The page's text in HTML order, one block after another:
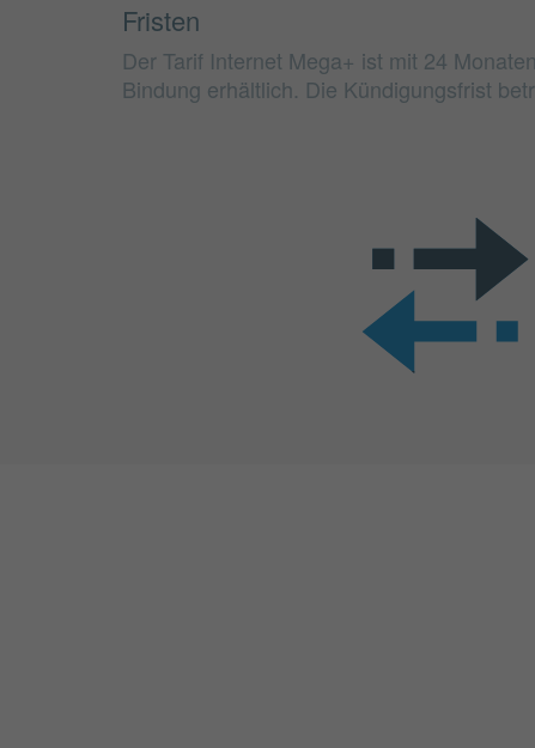
Fristen
Der Tarif Internet Mega+ ist mit 24
Bindung erhältlich. Die Kündigungsfrist